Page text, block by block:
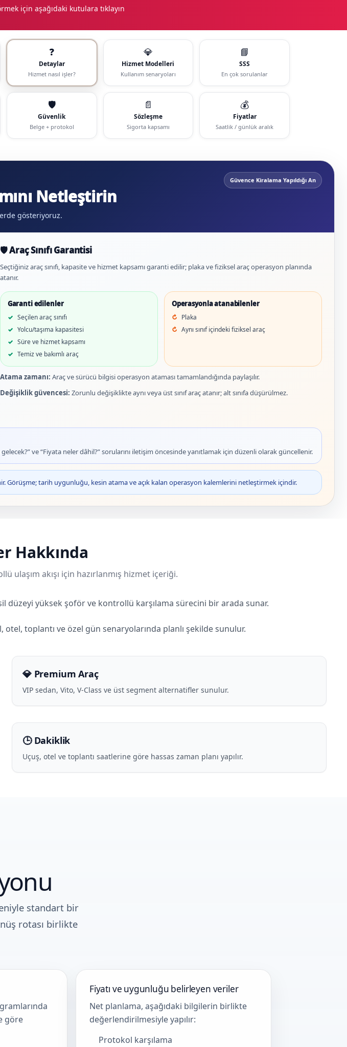
için aşağıdaki kutulara tıklayın
❓
Detaylar
Hizmet nasıl işler?
💎
Hizmet Modelleri
Kullanım senaryoları
📘
SSS
En çok sorulanlar
🛡️
Güvenlik
Belge + protokol
📄
Sözleşme
Sigorta kapsamı
💰
Fiyatlar
Saatlik / günlük aralık
Netleştirin
gösteriyoruz.
Güvence Kiralama Yapıldığı An
🛡️ Araç Sınıfı Garantisi
Seçtiğiniz araç sınıfı, kapasite ve hizmet kapsamı garanti edilir; plaka ve fiziksel araç operasyon planında
atanır.
Garanti edilenler
Seçilen araç sınıfı
Yolcu/taşıma kapasitesi
Süre ve hizmet kapsamı
Temiz ve bakımlı araç
Operasyonla atanabilenler
Plaka
Aynı sınıf içindeki fiziksel araç
Atama zamanı: Araç ve sürücü bilgisi operasyon ataması tamamlandığında paylaşılır.
Değişiklik güvencesi: Zorunlu değişiklikte aynı veya üst sınıf araç atanır; alt sınıfa düşürülmez.
ve “Fiyata neler dâhil?” sorularını iletişim öncesinde yanıtlamak için düzenli olarak güncellenir.
Görüşme; tarih uygunluğu, kesin atama ve açık kalan operasyon kalemlerini netleştirmek içindir.
Hakkında
ulaşım akışı için hazırlanmış hizmet içeriği.
yüksek şoför ve kontrollü karşılama sürecini bir arada sunar.
toplantı ve özel gün senaryolarında planlı şekilde sunulur.
💎 Premium Araç
VIP sedan, Vito, V-Class ve üst segment alternatifler sunulur.
🕒 Dakiklik
Uçuş, otel ve toplantı saatlerine göre hassas zaman planı yapılır.
standart bir
rotası birlikte
göre
Fiyatı ve uygunluğu belirleyen veriler
Net planlama, aşağıdaki bilgilerin birlikte
değerlendirilmesiyle yapılır:
Protokol karşılama